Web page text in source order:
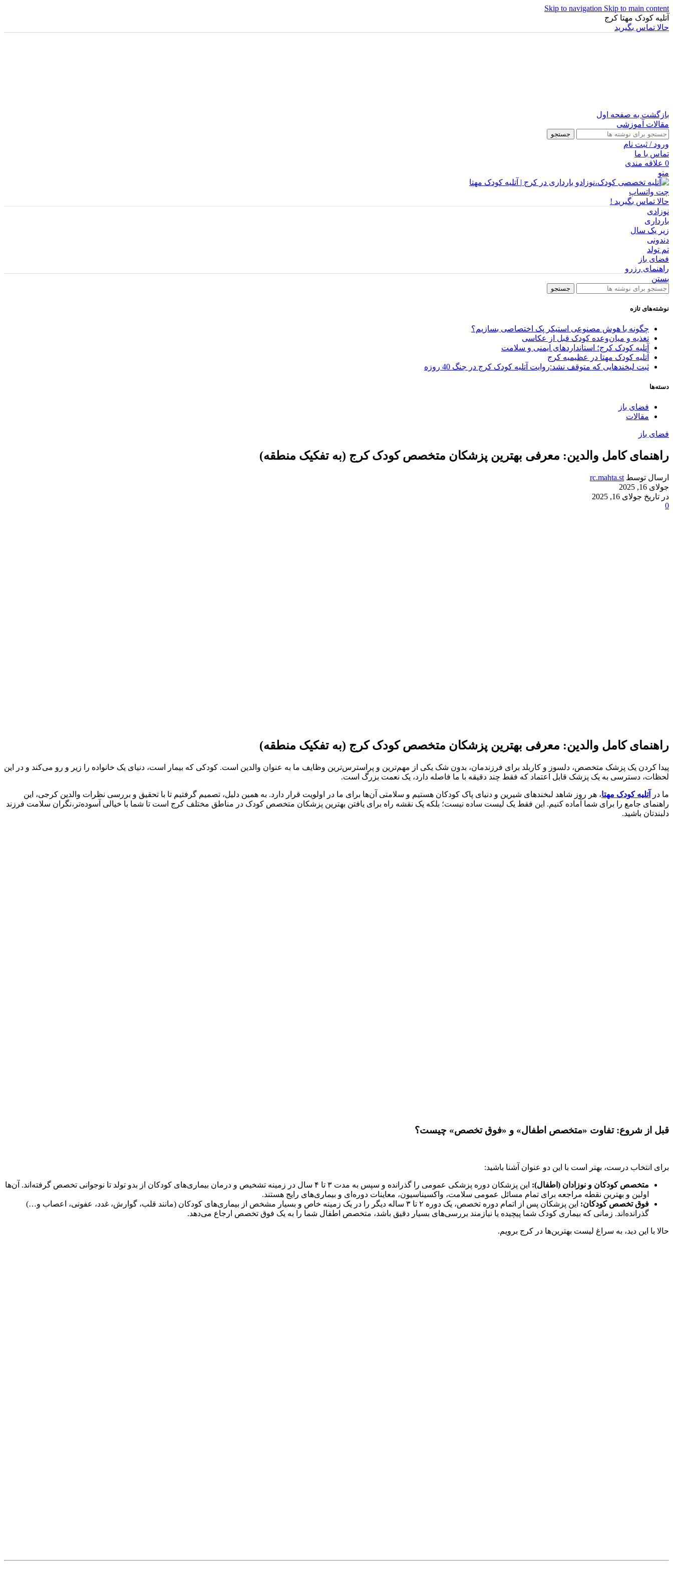
Skip to navigation Skip to main content
آتلیه کودک مهتا کرج
حالا تماس بگیرید
بازگشت به صفحه اول
مقالات آموزشی
جستجو
ورود / ثبت نام
تماس با ما
0 علاقه مندی
منو
چت واتساپ
حالا تماس بگیرید !
نوزادی
بارداری
زیر یک سال
دندونی
تم تولد
فضای باز
راهنمای رزرو
بستن
جستجو
نوشته‌های تازه
چگونه با هوش مصنوعی استیکر پک اختصاصی بسازیم؟
تغذیه و میان‌وعده کودک قبل از عکاسی
آتلیه کودک کرج؛ استانداردهای ایمنی و سلامت
آتلیه کودک مهتا در عظیمیه کرج
ثبت لبخندهایی که متوقف نشد:روایت آتلیه کودک کرج در جنگ 40 روزه
دسته‌ها
فضای باز
مقالات
فضای باز
راهنمای کامل والدین: معرفی بهترین پزشکان متخصص کودک کرج (به تفکیک منطقه)
ارسال توسط rc.mahta.st
جولای 16, 2025
در تاریخ جولای 16, 2025
0
راهنمای کامل والدین: معرفی بهترین پزشکان متخصص کودک کرج (به تفکیک منطقه)
پیدا کردن یک پزشک متخصص، دلسوز و کاربلد برای فرزندمان، بدون شک یکی از مهم‌ترین و پراسترس‌ترین وظایف ما به عنوان والدین است. کودکی که بیمار است، دنیای یک خانواده را زیر و رو می‌کند و در این
لحظات، دسترسی به یک پزشک قابل اعتماد که فقط چند دقیقه با ما فاصله دارد، یک نعمت بزرگ است.
ما در آتلیه کودک مهتا، هر روز شاهد لبخندهای شیرین و دنیای پاک کودکان هستیم و سلامتی آن‌ها برای ما در اولویت قرار دارد. به همین دلیل، تصمیم گرفتیم تا با تحقیق و بررسی نظرات والدین کرجی، این
راهنمای جامع را برای شما آماده کنیم. این فقط یک لیست ساده نیست؛ بلکه یک نقشه راه برای یافتن بهترین پزشکان متخصص کودک در مناطق مختلف کرج است تا شما با خیالی آسوده‌تر،نگران سلامت فرزند
دلبندتان باشید.
قبل از شروع: تفاوت «متخصص اطفال» و «فوق تخصص» چیست؟
برای انتخاب درست، بهتر است با این دو عنوان آشنا باشید:
متخصص کودکان و نوزادان (اطفال):
این پزشکان دوره پزشکی عمومی را گذرانده و سپس به مدت ۳ تا ۴ سال در زمینه تشخیص و درمان بیماری‌های کودکان از بدو تولد تا نوجوانی تخصص گرفته‌اند. آن‌ها
اولین و بهترین نقطه مراجعه برای تمام مسائل عمومی سلامت، واکسیناسیون، معاینات دوره‌ای و بیماری‌های رایج هستند.
فوق تخصص کودکان:
این پزشکان پس از اتمام دوره تخصص، یک دوره ۲ تا ۳ ساله دیگر را در یک زمینه خاص و بسیار مشخص از بیماری‌های کودکان (مانند قلب، گوارش، غدد، عفونی، اعصاب و…)
گذرانده‌اند. زمانی که بیماری کودک شما پیچیده یا نیازمند بررسی‌های بسیار دقیق باشد، متخصص اطفال شما را به یک فوق تخصص ارجاع می‌دهد.
حالا با این دید، به سراغ لیست بهترین‌ها در کرج برویم.